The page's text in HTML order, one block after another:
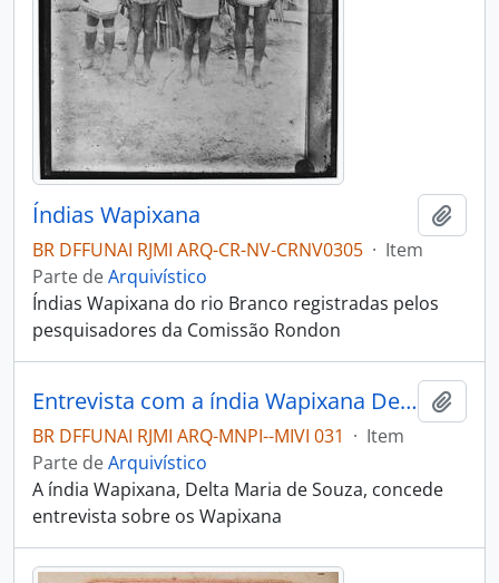
Índias Wapixana
BR DFFUNAI RJMI ARQ-CR-NV-CRNV0305 · Item
Parte deArquivístico
Índias Wapixana do rio Branco registradas pelos
pesquisadores da Comissão Rondon
Entrevista com a índia Wapixana Delta Maria de Souza
BR DFFUNAI RJMI ARQ-MNPI--MIVI 031 · Item
Parte deArquivístico
A índia Wapixana, Delta Maria de Souza, concede
entrevista sobre os Wapixana